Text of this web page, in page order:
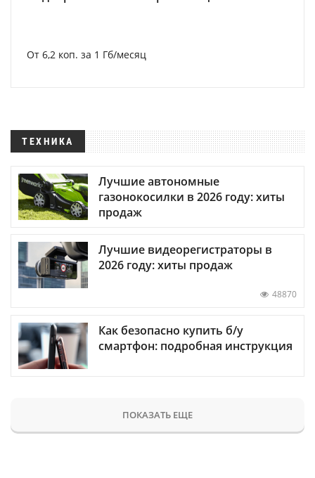
От 6,2 коп. за 1 Гб/месяц
ТЕХНИКА
Лучшие автономные
газонокосилки в 2026 году: хиты
продаж
Лучшие видеорегистраторы в
2026 году: хиты продаж
48870
Как безопасно купить б/у
смартфон: подробная инструкция
ПОКАЗАТЬ ЕЩЕ